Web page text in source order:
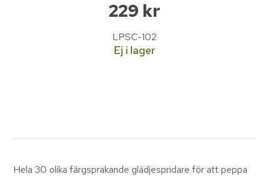
229 kr
LPSC-102
Ej i lager
Hela 30 olika färgsprakande glädjespridare för att peppa